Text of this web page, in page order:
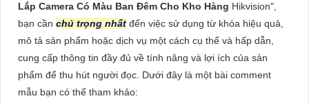
Lắp Camera Có Màu Ban Đêm Cho Kho Hàng Hikvision",
bạn cần chú trọng nhất đến việc sử dụng từ khóa hiệu quả,
mô tả sản phẩm hoặc dịch vụ một cách cụ thể và hấp dẫn,
cung cấp thông tin đầy đủ về tính năng và lợi ích của sản
phẩm để thu hút người đọc. Dưới đây là một bài comment
mẫu bạn có thể tham khảo: